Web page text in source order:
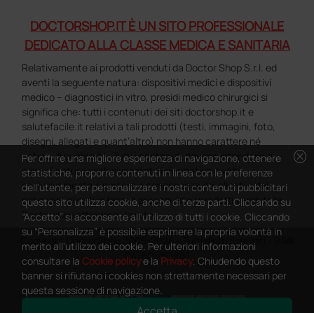
DOCTORSHOP.IT È UN SITO PROFESSIONALE
DEDICATO ALLA CLASSE MEDICA E SANITARIA
Relativamente ai prodotti venduti da Doctor Shop S.r.l. ed
aventi la seguente natura: dispositivi medici e dispositivi
medico – diagnostici in vitro, presidi medico chirurgici si
significa che: tutti i contenuti dei siti doctorshop.it e
salutefacile.it relativi a tali prodotti (testi, immagini, foto,
disegni, allegati e quant’altro) non hanno carattere né
natura di pubblicità. Tutti i contenuti devono intendersi e
sono di natura esclusivamente informativa e volti
esclusivamente a portare a conoscenza dei clienti e dei
potenziali clienti in fase di preacquisto i prodotti venduti da
Doctorshop attraverso la rete.
Copyright DoctorShop 2005-2026 - Tutti diritti riservati - P.IVA
04760660961
cancel
Per offrire una migliore esperienza di navigazione, ottenere
statistiche, proporre contenuti in linea con le preferenze
dell'utente, per personalizzare i nostri contenuti pubblicitari
questo sito utilizza cookie, anche di terze parti. Cliccando su
“Accetto” si acconsente all'utilizzo di tutti i cookie. Cliccando
su “Personalizza” è possibile esprimere la propria volontà in
merito all'utilizzo dei cookie. Per ulteriori informazioni
consultare la Cookie policye la Privacy. Chiudendo questo
banner si rifiutano i cookies non strettamente necessari per
questa sessione di navigazione.